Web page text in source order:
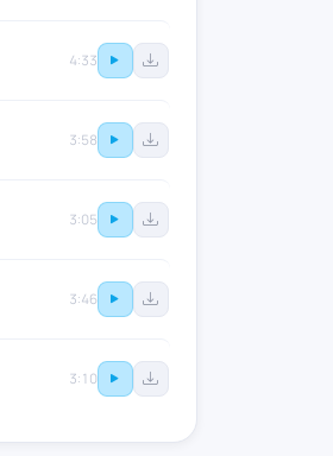
4:33
3:58
3:05
3:46
3:10